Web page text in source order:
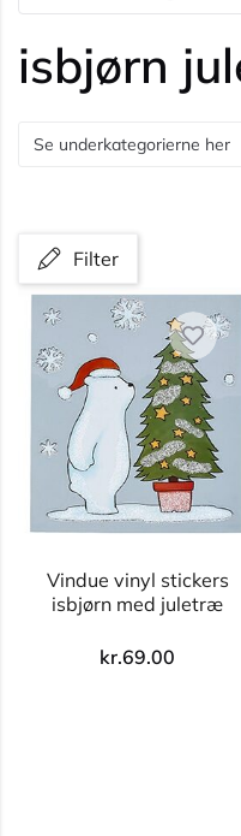
isbjørn
Se underkategorierne her
Filter
Vindue vinyl stickers
isbjørn med juletræ
kr.69.00